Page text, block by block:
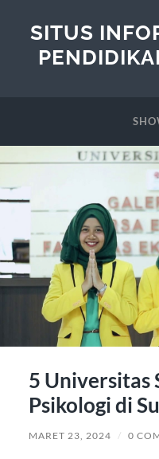
SITUS
5 Universitas
Psikologi di
MARET 23, 2024 / 0